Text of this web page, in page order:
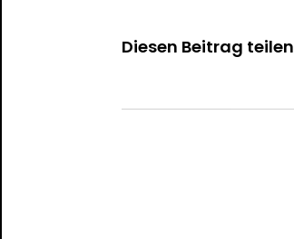
Diesen Beitrag teilen